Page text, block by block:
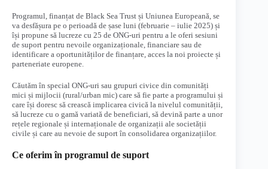
Programul, finanțat de Black Sea Trust și Uniunea Europeană, se
va desfășura pe o perioadă de șase luni (februarie – iulie 2025) și
își propune să lucreze cu 25 de ONG-uri pentru a le oferi sesiuni
de suport pentru nevoile organizaționale, financiare sau de
identificare a oportunităților de finanțare, acces la noi proiecte și
parteneriate europene.
Căutăm în special ONG-uri sau grupuri civice din comunități
mici și mijlocii (rural/urban mic) care să fie parte a programului și
care își doresc să crească implicarea civică la nivelul comunității,
să lucreze cu o gamă variată de beneficiari, să devină parte a unor
rețele regionale și internaționale de organizații ale societății
civile și care au nevoie de suport în consolidarea organizațiilor.
Ce oferim în programul de suport